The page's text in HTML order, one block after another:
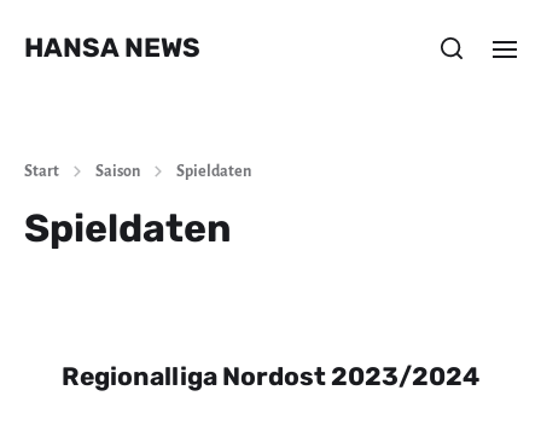
HANSA NEWS
Start Saison Spieldaten
Spieldaten
Regionalliga Nordost 2023/2024